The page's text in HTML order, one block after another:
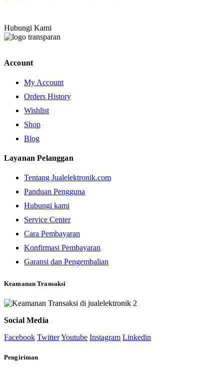
Hubungi Kami
Account
My Account
Orders History
Wishlist
Shop
Blog
Layanan Pelanggan
Tentang Jualelektronik.com
Panduan Pengguna
Hubungi kami
Service Center
Cara Pembayaran
Konfirmasi Pembayaran
Garansi dan Pengembalian
Keamanan Transaksi
Social Media
Facebook TwitterYoutube Instagram Linkedin
Pengiriman